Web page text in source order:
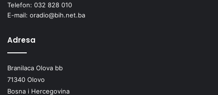
Telefon: 032 828 010
E-mail: oradio@bih.net.ba
Adresa
Branilaca Olova bb
71340 Olovo
Bosna i Hercegovina